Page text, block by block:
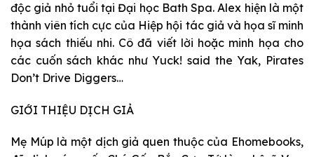
độc giả nhỏ tuổi tại Đại học Bath Spa. Alex hiện là một
thành viên tích cực của Hiệp hội tác giả và họa sĩ minh
họa sách thiếu nhi. Cô đã viết lời hoặc minh họa cho
các cuốn sách khác như Yuck! said the Yak, Pirates
Don’t Drive Diggers…
GIỚI THIỆU DỊCH GIẢ
Mẹ Múp là một dịch giả quen thuộc của Ehomebooks,